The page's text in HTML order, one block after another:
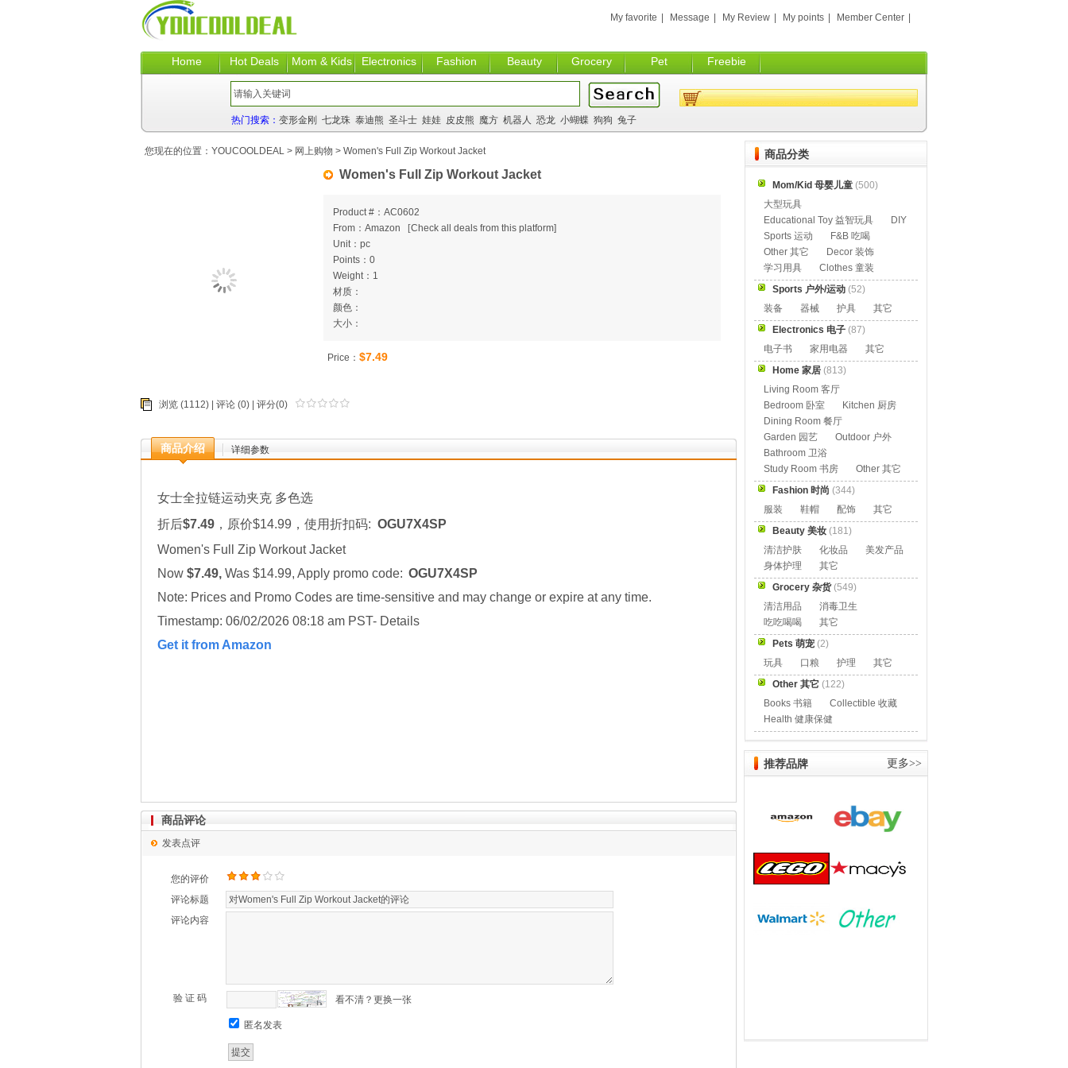
Home Hot Deals Mom & Kids Electronics Fashion Beauty Grocery Pet Freebie
My favorite Message My Review My points Member Center
热门搜索： 变形金刚 七龙珠 泰迪熊 圣斗士 娃娃 皮皮熊 魔方 机器人 恐龙 小蝴蝶 狗狗 兔子
Women's Full Zip Workout Jacket
Product #：AC0602
From：Amazon
[Check all deals from this platform]
Unit：pc
Points：0
Weight：1
材质：
颜色：
大小：
Price： $7.49
浏览 (1112) | 评论 (0) | 评分(0)
商品介绍 详细参数
女士全拉链运动夹克 多色选
折后$7.49 ，原价$14.99，使用折扣码: OGU7X4SP
Women's Full Zip Workout Jacket
Now $7.49, Was $14.99, Apply promo code: OGU7X4SP
Note: Prices and Promo Codes are time-sensitive and may change or expire at any time.
Timestamp: 06/02/2026 08:18 am PST- Details
Get it from Amazon
您现在的位置： YOUCOOLDEAL > 网上购物 > Women's Full Zip Workout Jacket
商品评论
发表点评
您的评价
评论标题
评论内容
验 证 码 看不清？更换一张
匿名发表
商品分类
Mom/Kid 母婴儿童 (500)
大型玩具
Educational Toy 益智玩具
DIY
Sports 运动
F&B 吃喝
Other 其它
Decor 装饰
学习用具
Clothes 童装
Sports 户外/运动 (52)
装备
器械 护具
其它
Electronics 电子 (87)
电子书
家用电器
其它
Home 家居 (813)
Living Room 客厅
Bedroom 卧室
Kitchen 厨房
Dining Room 餐厅
Garden 园艺
Outdoor 户外
Bathroom 卫浴
Study Room 书房
Other 其它
Fashion 时尚 (344)
服装
鞋帽 配饰
其它
Beauty 美妆 (181)
清洁护肤
化妆品
美发产品
身体护理
其它
Grocery 杂货(549)
清洁用品
消毒卫生
吃吃喝喝
其它
Pets 萌宠 (2)
玩具
口粮 护理
其它
Other 其它 (122)
Books 书籍
Collectible 收藏
Health 健康保健
推荐品牌 更多>>